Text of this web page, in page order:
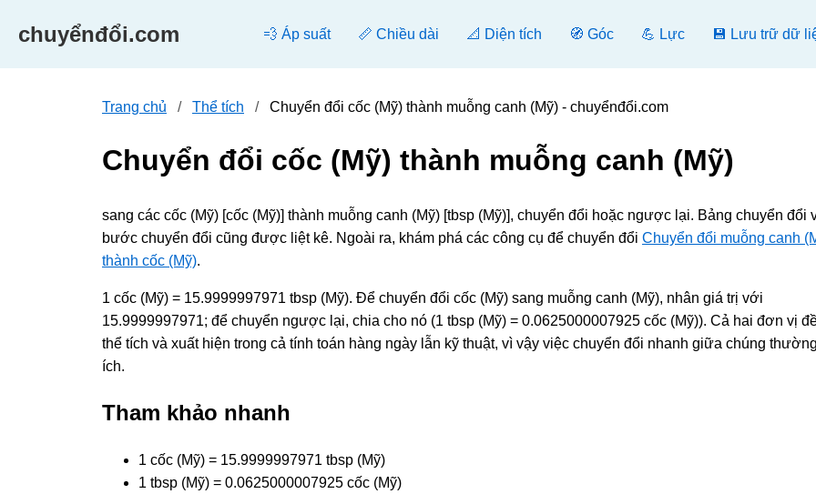
chuyểnđổi.com 💨 Áp suất 📏 Chiều dài 📐 Diện tích 🧭 Góc 💪 Lực 💾 Lưu trữ dữ
Trang chủ Thể tích Chuyển đổi cốc (Mỹ) thành muỗng canh (Mỹ) - chuyểnđổi.com
Chuyển đổi cốc (Mỹ) thành muỗng canh (Mỹ)
sang các cốc (Mỹ) [cốc (Mỹ)] thành muỗng canh (Mỹ) [tbsp (Mỹ)], chuyển đổi hoặc ngược lại. Bảng chuyển đổi
bước chuyển đổi cũng được liệt kê. Ngoài ra, khám phá các công cụ để chuyển đổi Chuyển đổi muỗng canh
thành cốc (Mỹ).
1 cốc (Mỹ) = 15.9999997971 tbsp (Mỹ). Để chuyển đổi cốc (Mỹ) sang muỗng canh (Mỹ), nhân giá trị với
15.9999997971; để chuyển ngược lại, chia cho nó (1 tbsp (Mỹ) = 0.0625000007925 cốc (Mỹ)). Cả hai đơn vị
thể tích và xuất hiện trong cả tính toán hàng ngày lẫn kỹ thuật, vì vậy việc chuyển đổi nhanh giữa chúng
ích.
Tham khảo nhanh
1 cốc (Mỹ) = 15.9999997971 tbsp (Mỹ)
1 tbsp (Mỹ) = 0.0625000007925 cốc (Mỹ)